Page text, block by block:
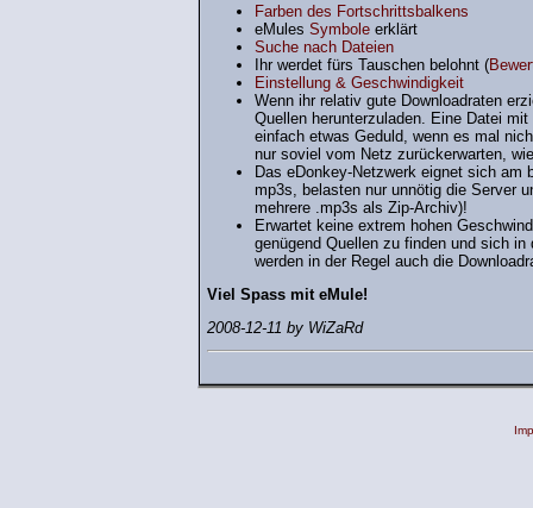
Farben des Fortschrittsbalkens
eMules Symbole erklärt
Suche nach Dateien
Ihr werdet fürs Tauschen belohnt (
Einstellung & Geschwindigkeit
Wenn ihr relativ gute Downloadraten
Quellen herunterzuladen. Eine Datei
einfach etwas Geduld, wenn es mal
nur soviel vom Netz zurückerwarten,
Das eDonkey-Netzwerk eignet sich am
mp3s, belasten nur unnötig die Server
mehrere .mp3s als Zip-Archiv)!
Erwartet keine extrem hohen
genügend Quellen zu finden und sich
werden in der Regel auch die
Viel Spass mit eMule!
2008-12-11 by WiZaRd